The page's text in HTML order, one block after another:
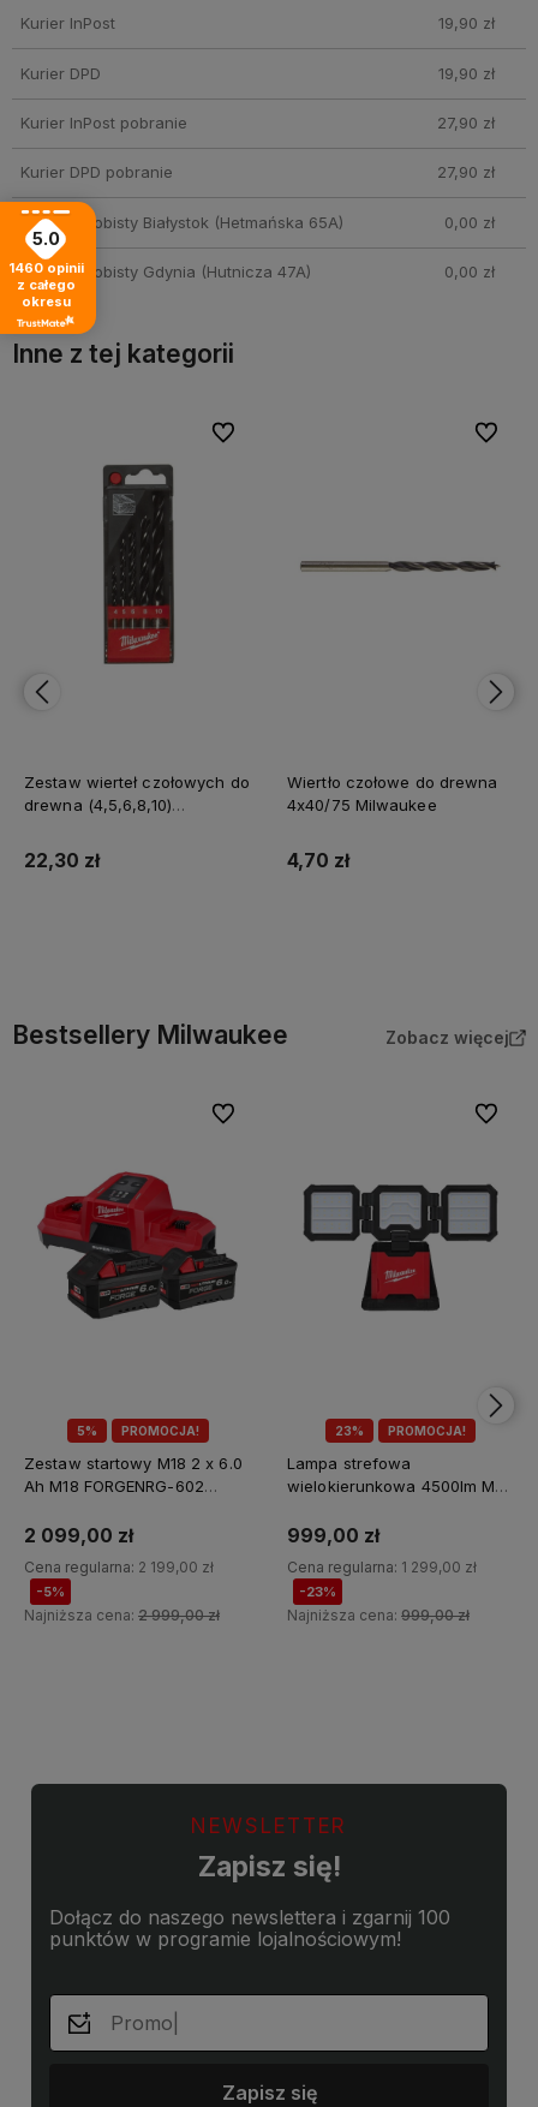
Kurier InPost 19,90 zł
Kurier DPD 19,90 zł
Kurier InPost pobranie 27,90 zł
Kurier DPD pobranie 27,90 zł
Odbiór osobisty Białystok (Hetmańska 65A) 0,00 zł
Odbiór osobisty Gdynia (Hutnicza 47A) 0,00 zł
Inne z tej kategorii
Zestaw wierteł czołowych do
drewna (4,5,6,8,10)
22,30 zł
Do ulubionych
Do ulubionych
Wiertło czołowe do drewna
4x40/75 Milwaukee
4,70 zł
Do
Do
Bestsellery Milwaukee Zobacz więcej
5% PROMOCJA!
Zestaw startowy M18 2 x 6.0
Ah M18 FORGENRG-602
2 099,00 zł
Cena regularna: 2 199,00 zł
-5%
Najniższa cena: 2 999,00 zł
Do ulubionych
23% PROMOCJA!
Lampa strefowa
wielokierunkowa 4500lm M18
999,00 zł
Cena regularna: 1 299,00 zł
-23%
Najniższa cena: 999,00 zł
Do
NEWSLETTER
Zapisz się!
Dołącz do naszego newslettera i zgarnij 100
punktów w programie lojalnościowym!
Zapisz się
5.0
1460 opinii
z całego
okresu